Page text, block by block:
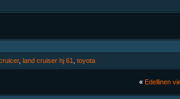
, land cruiser hj 61 toyota
« Edellinen